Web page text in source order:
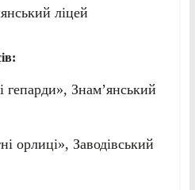
ліцей
гепарди», Знам’янський
орлиці», Заводівський